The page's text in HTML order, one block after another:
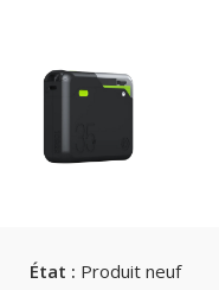
État : Produit neuf